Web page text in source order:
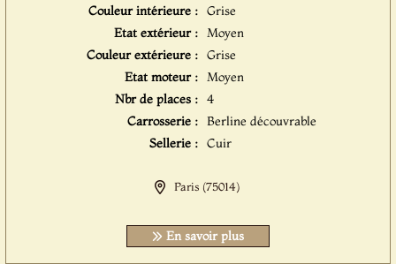
Couleur intérieure : Grise
Etat extérieur : Moyen
Couleur extérieure : Grise
Etat moteur : Moyen
Nbr de places : 4
Carrosserie : Berline découvrable
Sellerie : Cuir
Paris (75014)
En savoir plus